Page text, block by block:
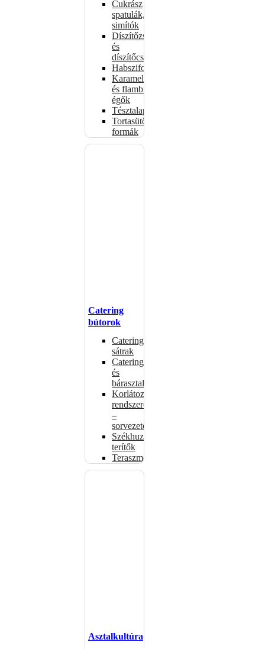
Cukrász
spatulák,
simítók
Díszítőzsákok
és
díszítőcsövek
Habszifonok
Karamellizáló
és flambírozó
égők
Tésztalapok
Tortasütő
formák
Catering
bútorok
Catering
sátrak
Catering-
és
bárasztalok
Korlátozó
rendszerek
–
sorvezetők
Székhuzatok,
terítők
Teraszmelegítők
Asztalkultúra